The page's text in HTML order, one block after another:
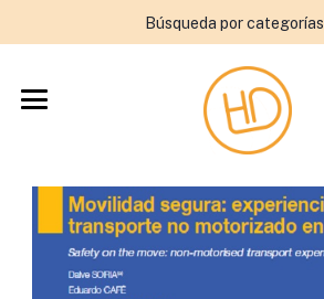
Búsqueda por categorías